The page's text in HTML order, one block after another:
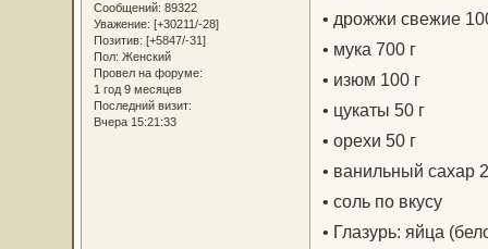
Сообщений: 89322
Уважение: [+30211/-28]
Позитив: [+5847/-31]
Пол: Женский
Провел на форуме:
1 год 9 месяцев
Последний визит:
Вчера 15:21:33
• дрожжи свежие
• мука 700 г
• изюм 100 г
• цукаты 50 г
• орехи 50 г
• ванильный сахар
• соль по вкусу
• Глазурь: яйца